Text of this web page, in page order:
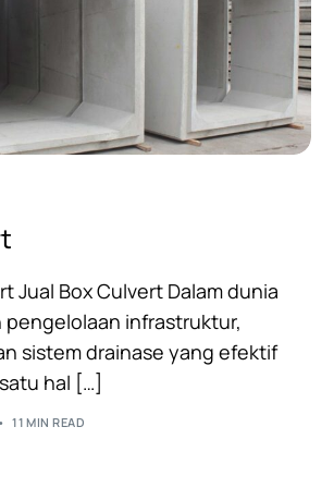
Jual Box Culvert Dalam dunia
pengelolaan infrastruktur,
sistem drainase yang efektif
hal […]
11 MIN READ